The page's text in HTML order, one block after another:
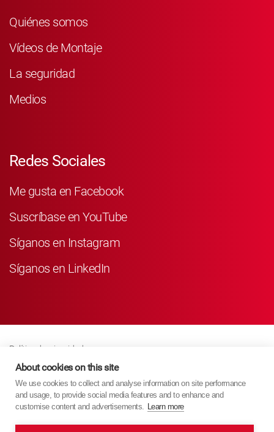
Quiénes somos
Vídeos de Montaje
La seguridad
Medios
Redes Sociales
Me gusta en Facebook
Suscríbase en YouTube
Síganos en Instagram
Síganos en LinkedIn
Política de privacidad
Business Partner Privacy
Política De Cookies
Modern Slavery Act Policy
About cookies on this site
We use cookies to collect and analyse information on site performance
and usage, to provide social media features and to enhance and
customise content and advertisements. Learn more